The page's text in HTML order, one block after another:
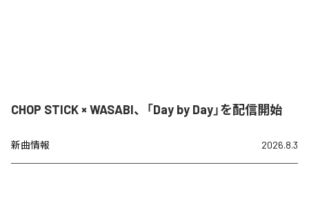
CHOP STICK × WASABI、「Day by Day」を配信開始
新曲情報 2026.8.3